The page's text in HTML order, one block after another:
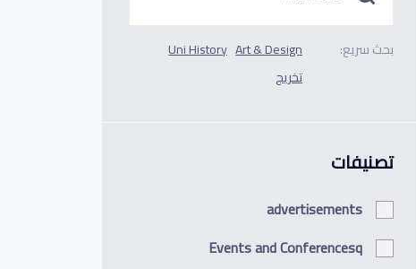
بحث سريع: Art & Design
Uni History
تخريج
تصنيفات
advertisements
Events and Conferencesq